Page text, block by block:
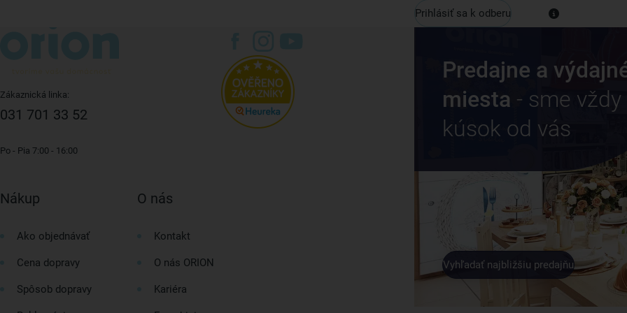
Prihlásiť sa k odberu
Predajne a
miesta - sme vždy
kúsok od vás
Vyhľadať najbližšiu predajňu
Zákaznická linka:
031 701 33 52
Po - Pia 7:00 - 16:00
Nákup
Ako objednávať
Cena dopravy
Spôsob dopravy
O nás
Kontakt
O nás ORION
Kariéra